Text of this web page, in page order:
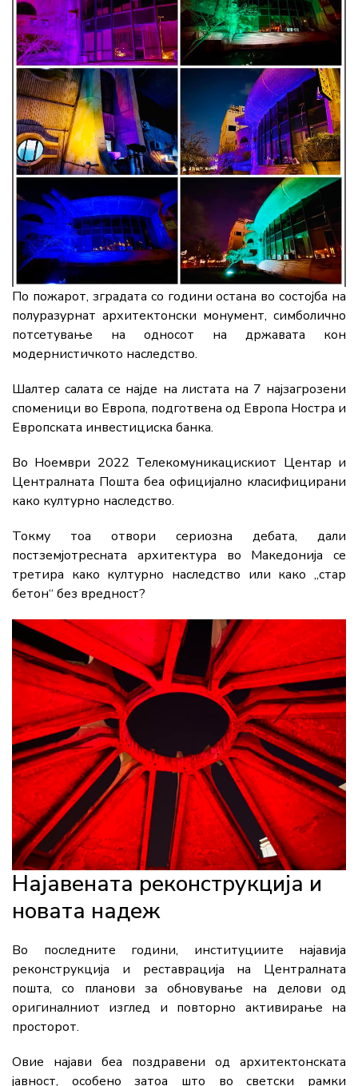
По пожарот, зградата со години остана во состојба на
полуразурнат архитектонски монумент, симболично
потсетување на односот на државата кон
модернистичкото наследство.
Шалтер салата се најде на листата на 7 најзагрозени
споменици во Европа, подготвена од Европа Ностра и
Европската инвестициска банка.
Во Ноември 2022 Телекомуникацискиот Центар и
Централната Пошта беа официјално класифицирани
како културно наследство.
Токму тоа отвори сериозна дебата, дали
постземјотресната архитектура во Македонија се
третира како културно наследство или како „стар
бетон“ без вредност?
Најавената реконструкција и
новата надеж
Во последните години, институциите најавија
реконструкција и реставрација на Централната
пошта, со планови за обновување на делови од
оригиналниот изглед и повторно активирање на
просторот.
Овие најави беа поздравени од архитектонската
јавност, особено затоа што во светски рамки